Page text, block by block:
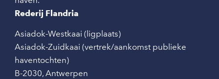
een vanille macaron
Rederij Flandria
Asiadok-Westkaai (ligplaats)
Asiadok-Zuidkaai (vertrek/aankomst publieke
haventochten)
B-2030, Antwerpen